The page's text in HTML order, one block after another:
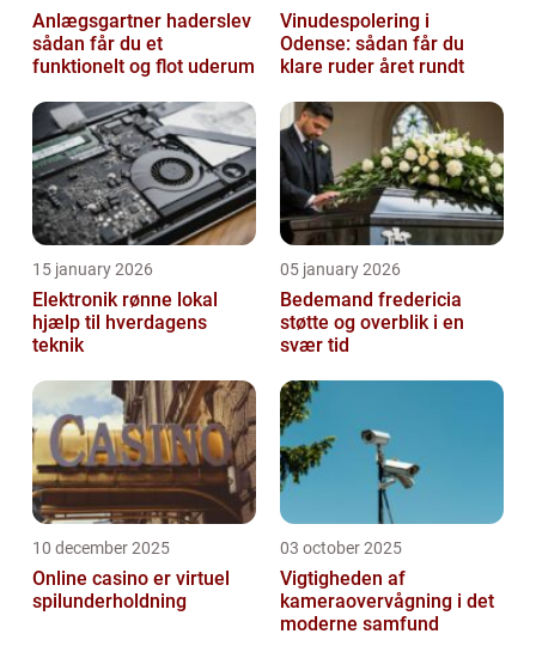
Anlægsgartner haderslev
sådan får du et
funktionelt og flot uderum
Vinudespolering i
Odense: sådan får du
klare ruder året rundt
15 january 2026
Elektronik rønne lokal
hjælp til hverdagens
teknik
05 january 2026
Bedemand fredericia
støtte og overblik i en
svær tid
10 december 2025
Online casino er virtuel
spilunderholdning
03 october 2025
Vigtigheden af
kameraovervågning i det
moderne samfund